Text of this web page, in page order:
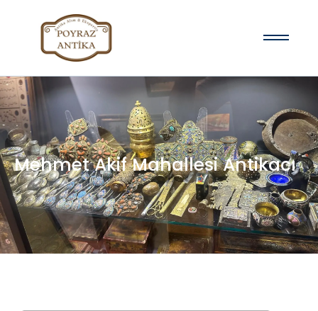
Mehmet Akif Mahallesi Antikacı